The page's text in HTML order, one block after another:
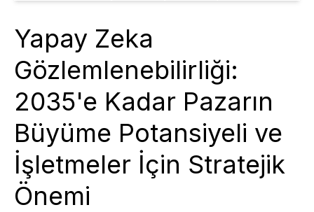
Yapay Zeka
Gözlemlenebilirliği:
2035'e Kadar Pazarın
Büyüme Potansiyeli ve
İşletmeler İçin Stratejik
Önemi